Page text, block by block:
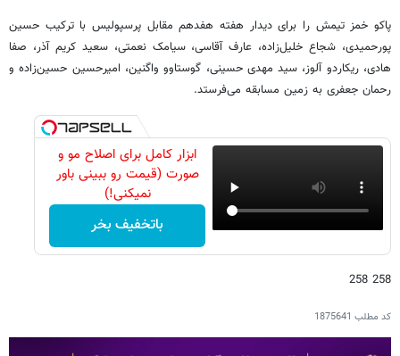
پاکو خمز تیمش را برای دیدار هفته هفدهم مقابل پرسپولیس با ترکیب حسین
پورحمیدی، شجاع خلیل‌زاده، عارف آقاسی، سیامک نعمتی، سعید کریم آذر، صفا
هادی، ریکاردو آلوز، سید مهدی حسینی، گوستاوو واگنین، امیرحسین حسین‌زاده و
رحمان جعفری به زمین مسابقه می‌فرستد.
ابزار کامل برای اصلاح مو و
صورت (قیمت رو ببینی باور
نمیکنی!)
باتخفیف بخر
258 258
کد مطلب 1875641